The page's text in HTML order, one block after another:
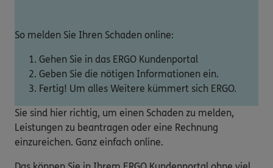
So melden Sie Ihren Schaden online:
Gehen Sie in das ERGO Kundenportal
Geben Sie die nötigen Informationen ein.
Fertig! Um alles Weitere kümmert sich ERGO.
Sie sind hier richtig, um einen Schaden zu melden,
Leistungen zu beantragen oder eine Rechnung
einzureichen. Ganz einfach online.